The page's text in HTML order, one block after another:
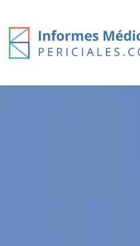
content